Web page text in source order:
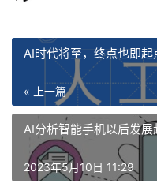
AI时代将至，终点也即起
« 上一篇
AI分析智能手机以后发展
2023年5月10日 11:29